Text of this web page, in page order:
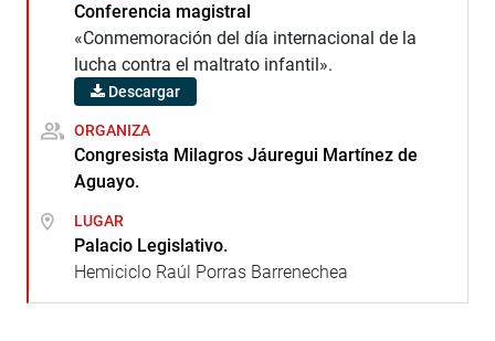
Conferencia magistral
«Conmemoración del día internacional de la
lucha contra el maltrato infantil».
Descargar
ORGANIZA
Congresista Milagros Jáuregui Martínez de
Aguayo.
LUGAR
Palacio Legislativo.
Hemiciclo Raúl Porras Barrenechea